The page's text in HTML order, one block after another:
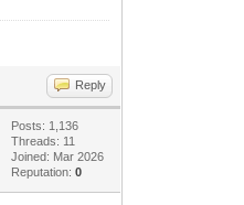
Reply
Posts: 1,136
Threads: 11
Joined: Mar 2026
Reputation:0